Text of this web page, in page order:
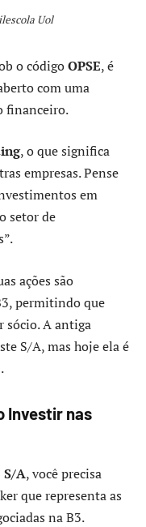
Uol
o códigoOPSE, é
com uma
financeiro.
, o que significa
empresas. Pense
em
setor de
ações são
permitindo que
sócio. A antiga
S/A, mas hoje ela é
.
Investir nas
S/A, você precisa
que representa as
na B3.